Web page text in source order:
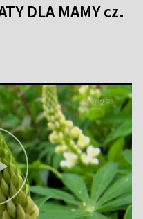
DLA MAMY cz.